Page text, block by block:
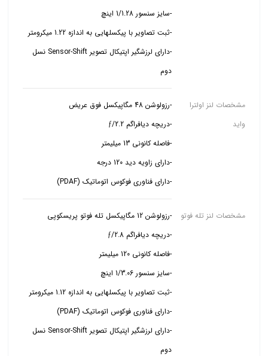
-ثبت تصاویر با پیکسلهایی به اندازه 1.22 میکرومتر
-دارای لرزشگیر اپتیکال تصویر Sensor-Shift نسل
دوم
مشخصات لنز اولترا
واید
-رزولوشن 48 مگاپیکسل فوق عریض
-فاصله کانونی 13 میلیمتر
-دارای زاویه دید 120 درجه
-دارای فناوری فوکوس اتوماتیک (PDAF)
مشخصات لنز تله فوتو
-فاصله کانونی 120 میلیمتر
-ثبت تصاویر با پیکسلهایی به اندازه 1.12 میکرومتر
-دارای فناوری فوکوس اتوماتیک (PDAF)
-دارای لرزشگیر اپتیکال تصویر Sensor-Shift نسل
دوم